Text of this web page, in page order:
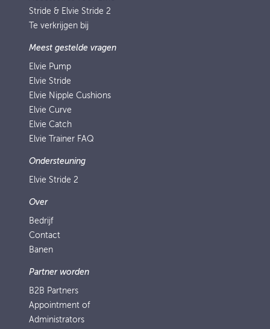
Stride & Elvie Stride 2
Te verkrijgen bij
Meest gestelde vragen
Elvie Pump
Elvie Stride
Elvie Nipple Cushions
Elvie Curve
Elvie Catch
Elvie Trainer FAQ
Ondersteuning
Elvie Stride 2
Over
Bedrijf
Contact
Banen
Partner worden
B2B Partners
Appointment of
Administrators